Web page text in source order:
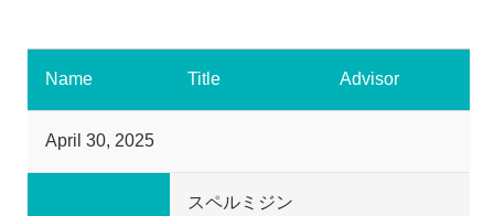
Name Title Advisor
April 30, 2025
スペルミジン